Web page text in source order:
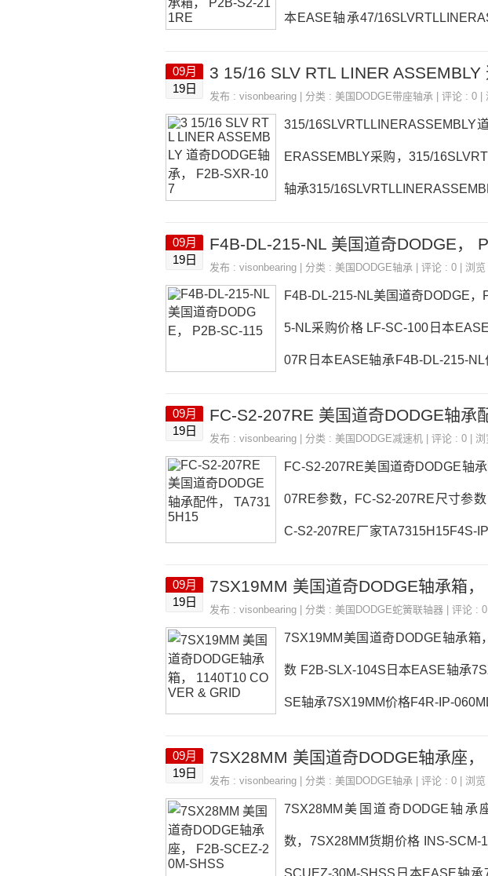
本EASE轴承47/
ASE轴承47/
09月
19日
发布 : visonbearing | 分类 : 美国DODGE带座轴承 | 评论 : 0 |
315/16SLVRTLLINERASSEMBLY
ERASSEMBLY采购，315/
轴承315/
15/16SLVRTLLINERASSEMBLY参
09月
19日
F4B-DL-215-NL 美国道奇DODGE，
发布 : visonbearing | 分类 : 美国DODGE轴承 | 评论 : 0 | 浏
F4B-DL-215-NL美国道奇DODGE
5-NL采购价格 LF-SC-100日本
07R日本EASE轴承F4B-DL-215-
5-NL，NUTR40-A 5206SNR，
09月
19日
FC-S2-207RE 美国道奇DODGE轴承
发布 : visonbearing | 分类 : 美国DODGE减速机 | 评论 : 0 |
FC-S2-207RE美国道奇DODGE轴
07RE参数，FC-S2-207RE尺寸参
C-S2-207RE厂家TA7315H15F4S-
2-207RE采购 热销型号推荐：FC-
09月
19日
7SX19MM 美国道奇DODGE轴承箱
发布 : visonbearing | 分类 : 美国DODGE蛇簧联轴器 | 评论 :
7SX19MM美国道奇DODGE轴承箱
数 F2B-SLX-104S日本EASE轴承
SE轴承7SX19MM价格F4R-IP-
14C3热销品牌推荐：P2B-SC-
09月
19日
7SX28MM 美国道奇DODGE轴承座
发布 : visonbearing | 分类 : 美国DODGE轴承 | 评论 : 0 | 浏
7SX28MM美国道奇DODGE轴承
数，7SX28MM货期价格 INS-SCM-